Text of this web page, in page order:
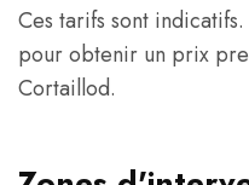
Ces tarifs sont indicatifs.
pour obtenir un prix
Cortaillod.